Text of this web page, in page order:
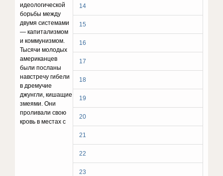
14
15
16
17
18
19
20
21
22
23
идеологической
борьбы между
двумя системами
— капитализмом
и коммунизмом.
Тысячи молодых
американцев
были посланы
навстречу гибели
в дремучие
джунгли, кишащие
змеями. Они
проливали свою
кровь в местах с